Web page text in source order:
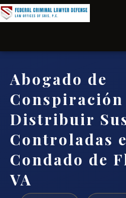
Abogado de
Distribuir
Controladas
Condado de
VA